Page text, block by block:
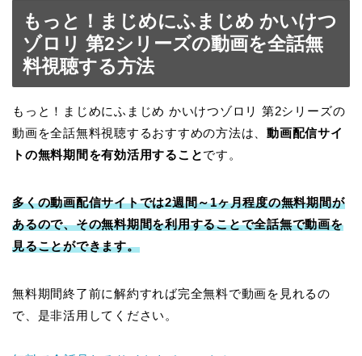
もっと！まじめにふまじめ かいけつ
ゾロリ 第2シリーズの動画を全話無
料視聴する方法
もっと！まじめにふまじめ かいけつゾロリ 第2シリーズの
動画を全話無料視聴するおすすめの方法は、動画配信サイ
トの無料期間を有効活用することです。
多くの動画配信サイトでは2週間～1ヶ月程度の無料期間が
あるので、その無料期間を利用することで全話無で動画を
見ることができます。
無料期間終了前に解約すれば完全無料で動画を見れるの
で、是非活用してください。